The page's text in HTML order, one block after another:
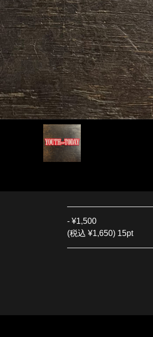
- ¥1,500
(税込 ¥1,650) 15pt